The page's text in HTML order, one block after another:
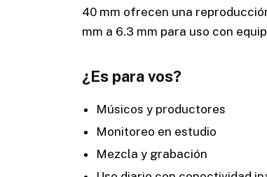
40 mm ofrecen una
mm a 6.3 mm para uso con
¿Es para vos?
Músicos y productores
Monitoreo en estudio
Mezcla y grabación